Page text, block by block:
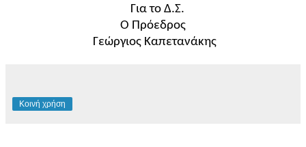
Για το Δ.Σ.
Ο Πρόεδρος
Γεώργιος Καπετανάκης
Κοινή χρήση